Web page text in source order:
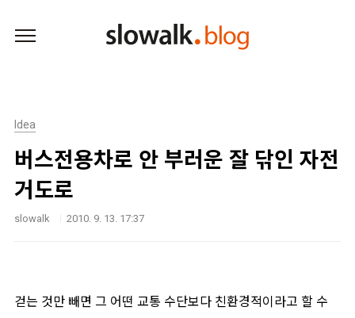
Idea
버스전용차로 안 부러운 잘 닦인 자전
거도로
slowalk 2010. 9. 13. 17:37
걷는 것만 빼면 그 어떤 교통 수단보다 친환경적이라고 할 수